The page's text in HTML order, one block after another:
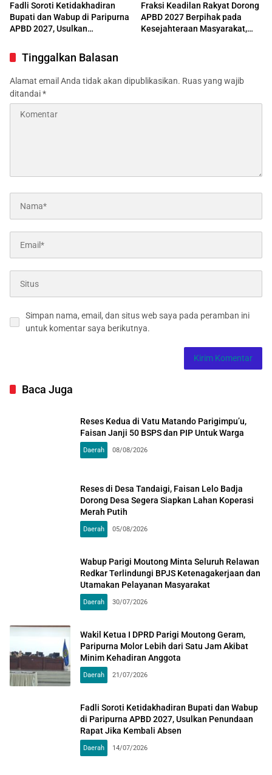
Fadli Soroti Ketidakhadiran
Bupati dan Wabup di Paripurna
APBD 2027, Usulkan
Absen
Fraksi Keadilan Rakyat Dorong
APBD 2027 Berpihak pada
Kesejahteraan Masyarakat,
Tinggalkan Balasan
Alamat email Anda tidak akan dipublikasikan. Ruas yang wajib
ditandai*
Simpan nama, email, dan situs web saya pada peramban ini
untuk komentar saya berikutnya.
Baca Juga
Reses Kedua di Vatu Matando Parigimpu’u,
Faisan Janji 50 BSPS dan PIP Untuk Warga
Daerah 08/08/2026
Reses di Desa Tandaigi, Faisan Lelo Badja
Dorong Desa Segera Siapkan Lahan Koperasi
Merah Putih
Daerah 05/08/2026
Wabup Parigi Moutong Minta Seluruh Relawan
Redkar Terlindungi BPJS Ketenagakerjaan dan
Utamakan Pelayanan Masyarakat
Daerah 30/07/2026
Wakil Ketua I DPRD Parigi Moutong Geram,
Paripurna Molor Lebih dari Satu Jam Akibat
Minim Kehadiran Anggota
Daerah 21/07/2026
Fadli Soroti Ketidakhadiran Bupati dan Wabup
di Paripurna APBD 2027, Usulkan Penundaan
Rapat Jika Kembali Absen
Daerah 14/07/2026